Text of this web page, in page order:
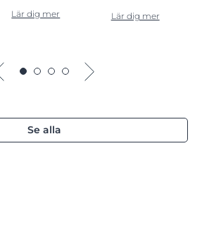
Lär dig mer Lär dig mer
Se alla